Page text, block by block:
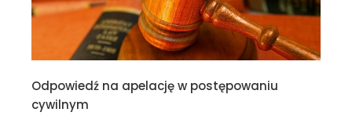
Odpowiedź na apelację w postępowaniu
cywilnym